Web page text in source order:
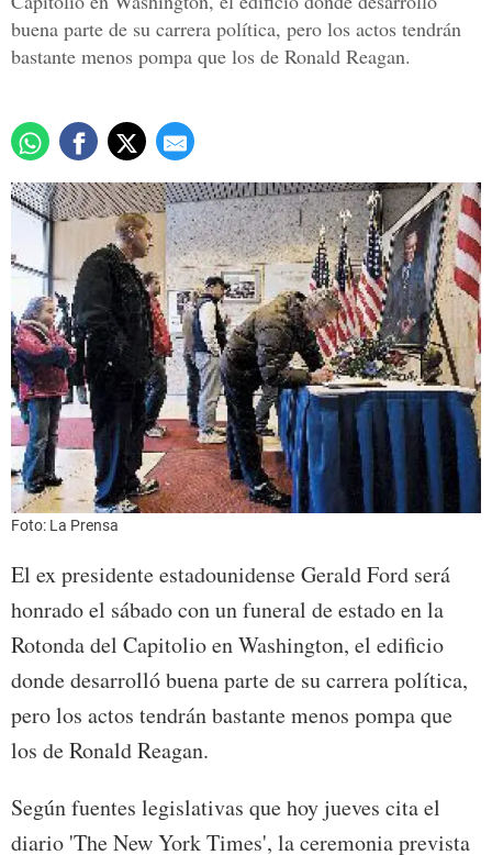
buena parte de su carrera política, pero los actos tendrán
bastante menos pompa que los de Ronald Reagan.
Foto: La Prensa
El ex presidente estadounidense Gerald Ford será
honrado el sábado con un funeral de estado en la
Rotonda del Capitolio en Washington, el edificio
donde desarrolló buena parte de su carrera política,
pero los actos tendrán bastante menos pompa que
los de Ronald Reagan.
Según fuentes legislativas que hoy jueves cita el
diario 'The New York Times', la ceremonia prevista